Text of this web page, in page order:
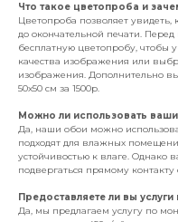
Что такое цветопроба и
Цветопроба позволяет
до окончательной печати.
бесплатную цветопробу, чтобы
качества изображения или
изображения. Дополнительно
50х50 см за 1500р.
Можно ли использовать
Да, наши обои можно
подходят для влажных
устойчивостью к влаге. Однако
подвергаться прямому контакту
Предоставляете ли вы
Да, мы предлагаем услугу по